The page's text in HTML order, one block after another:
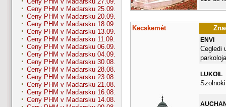
Ceny PHM v Maďarsku 25.09.
Ceny PHM v Maďarsku 20.09.
Ceny PHM v Maďarsku 18.09.
Ceny PHM v Maďarsku 13.09.
Ceny PHM v Maďarsku 11.09.
Ceny PHM v Maďarsku 06.09.
Ceny PHM v Maďarsku 04.09.
Ceny PHM v Maďarsku 30.08.
Ceny PHM v Maďarsku 28.08.
Ceny PHM v Maďarsku 23.08.
Ceny PHM v Maďarsku 21.08.
Ceny PHM v Maďarsku 16.08.
Ceny PHM v Maďarsku 14.08.
Kecskemét
ENVI
Cegledi
LUKOIL